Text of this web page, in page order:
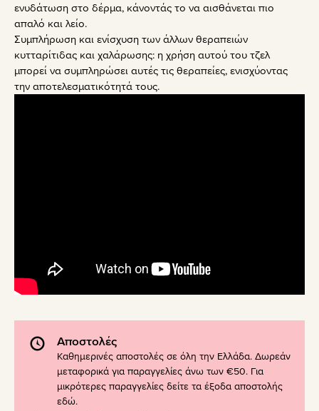
ενυδάτωση στο δέρμα, κάνοντάς το να αισθάνεται πιο
απαλό και λείο.
Συμπλήρωση και ενίσχυση των άλλων θεραπειών
κυτταρίτιδας και χαλάρωσης: η χρήση αυτού του τζελ
μπορεί να συμπληρώσει αυτές τις θεραπείες, ενισχύοντας
την αποτελεσματικότητά τους.
Αποστολές
Καθημερινές αποστολές σε όλη την Ελλάδα. Δωρεάν
μεταφορικά για παραγγελίες άνω των €50. Για
μικρότερες παραγγελίες δείτε τα έξοδα αποστολής
εδώ.